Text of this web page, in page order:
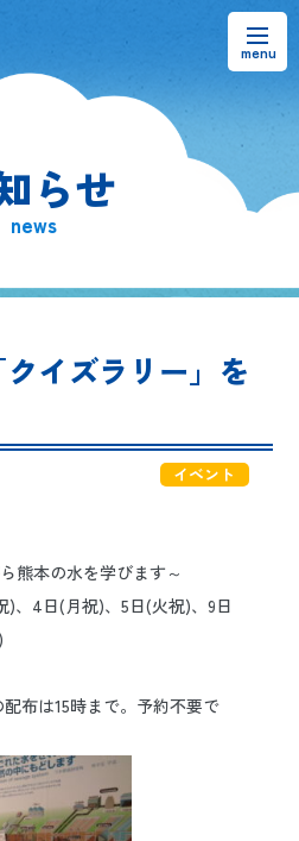
の科学館とは
ングフィールド
い合わせ
らせ
news
イズラリー」を
イベント
熊本の水を学びます～
4日(月祝)、5日(火祝)、9日
布は15時まで。予約不要で